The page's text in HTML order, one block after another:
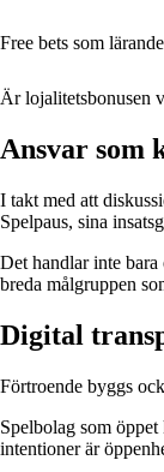
Free bets som
Är lojalitetsbonusen
Ansvar som
I takt med att
Spelpaus, sina
Det handlar inte
breda målgruppen
Digital
Förtroende byggs
Spelbolag som
intentioner är